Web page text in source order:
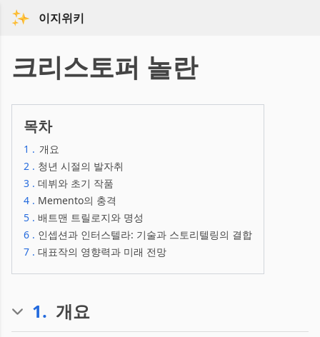
이지위키
크리스토퍼 놀란
목차
1 . 개요
2 . 청년 시절의 발자취
3 . 데뷔와 초기 작품
4 . Memento의 충격
5 . 배트맨 트릴로지와 명성
6 . 인셉션과 인터스텔라: 기술과 스토리텔링의 결합
7 . 대표작의 영향력과 미래 전망
1. 개요